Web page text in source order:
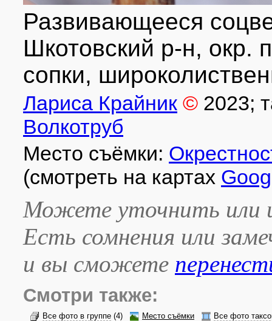
Развивающееся
Шкотовский р-н, окр.
сопки,
Лариса Крайник © 2023;
Волкотруб
Место съёмки:
(смотреть на картах
Можете уточнить или
Есть сомнения или
и вы сможете
Смотри также:
Все фото в группе (4) Место съёмки
Все фото